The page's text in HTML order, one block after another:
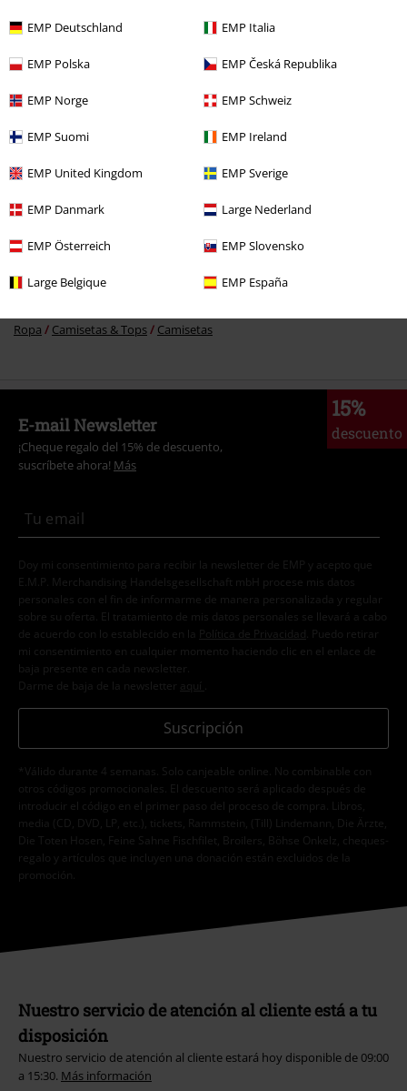
EMP Deutschland EMP Italia
EMP Polska EMP Česká Republika
EMP Norge EMP Schweiz
EMP Suomi EMP Ireland
EMP United Kingdom EMP Sverige
EMP Danmark Large Nederland
EMP Österreich EMP Slovensko
Large Belgique EMP España
15% DTO
Películas & TV Ropa Camisetas & Tops Camisetas
Películas & TV Dan Da Dan
Películas & TV Series TV
Ropa & accesorios Camisetas
Ropa Camisetas & Tops Camisetas
15%
descuento
E-mail Newsletter
¡Cheque regalo del 15% de descuento,
suscríbete ahora! Más
Doy mi consentimiento para recibir la newsletter de EMP y acepto que
E.M.P. Merchandising Handelsgesellschaft mbH procese mis datos
personales con el fin de informarme de manera personalizada y regular
sobre su oferta. El tratamiento de mis datos personales se llevará a cabo
de acuerdo con lo establecido en la
Política de Privacidad . Puedo retirar
mi consentimiento en cualquier momento haciendo clic en el enlace de
baja presente en cada newsletter.
Darme de baja de la newsletter
aquí
Suscripción
*Válido durante 4 semanas. Solo canjeable online. No combinable con
otros códigos promocionales. El descuento será aplicado después de
introducir el código en el primer paso del proceso de compra. Libros,
media (CD, DVD, LP, etc.), tickets, Rammstein, (Till) Lindemann, Die Ärzte,
Die Toten Hosen, Feine Sahne Fischfilet, Broilers, Böhse Onkelz, cheques-
regalo y artículos que incluyen una donación están excluidos de la
promoción.
Nuestro servicio de atención al cliente está a tu
disposición
Nuestro servicio de atención al cliente estará hoy disponible de 09:00
a 15:30. Más información